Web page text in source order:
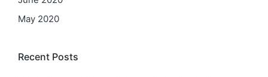
May 2020
Recent Posts